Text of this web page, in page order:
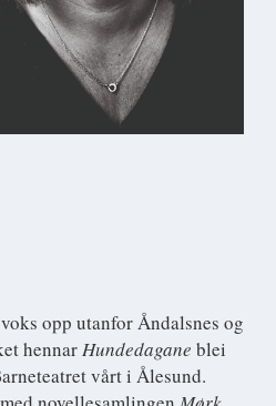
opp utanfor Åndalsnes og
hennarHundedagane blei
vårt i Ålesund.